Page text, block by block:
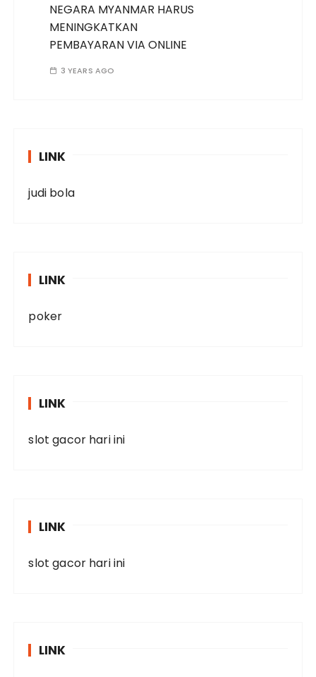
NEGARA MYANMAR HARUS
MENINGKATKAN
PEMBAYARAN VIA ONLINE
3 YEARS AGO
LINK
judi bola
LINK
poker
LINK
slot gacor hari ini
LINK
slot gacor hari ini
LINK